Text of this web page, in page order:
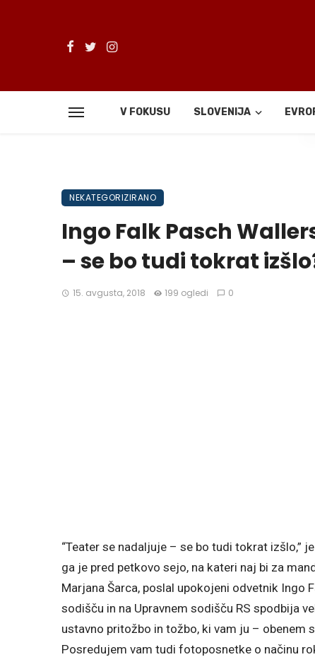
V FOKUSU SLOVENIJA
NEKATEGORIZIRANO
Ingo Falk Pasch
– se bo tudi tokrat
15. avgusta, 2018 199 ogledi 0
“Teater se nadaljuje – se bo tudi tokrat izšlo,”
ga je pred petkovo sejo, na kateri naj bi za
Marjana Šarca, poslal upokojeni odvetnik Ingo
sodišču in na Upravnem sodišču RS spodbija
ustavno pritožbo in tožbo, ki vam ju – obenem
Posredujem vam tudi fotoposnetke o načinu